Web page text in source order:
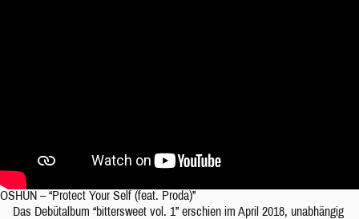
OSHUN – “Protect Your Self (feat. Proda)”
Das Debütalbum “bittersweet vol. 1” erschien im April 2018, unabhängig